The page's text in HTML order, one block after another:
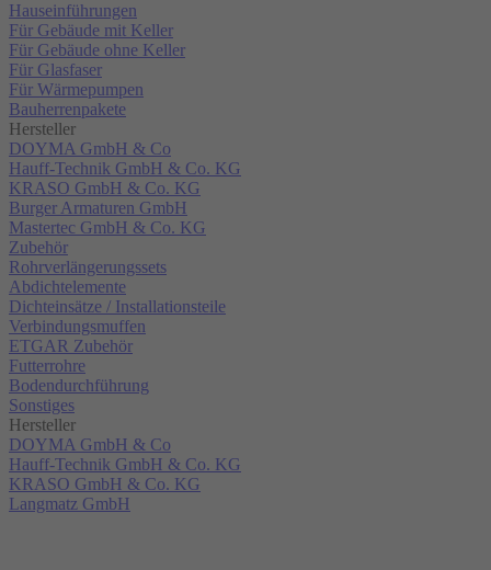
Hauseinführungen
Für Gebäude mit Keller
Für Gebäude ohne Keller
Für Glasfaser
Für Wärmepumpen
Bauherrenpakete
Hersteller
DOYMA GmbH & Co
Hauff-Technik GmbH & Co. KG
KRASO GmbH & Co. KG
Burger Armaturen GmbH
Mastertec GmbH & Co. KG
Zubehör
Rohrverlängerungssets
Abdichtelemente
Dichteinsätze / Installationsteile
Verbindungsmuffen
ETGAR Zubehör
Futterrohre
Bodendurchführung
Sonstiges
Hersteller
DOYMA GmbH & Co
Hauff-Technik GmbH & Co. KG
KRASO GmbH & Co. KG
Langmatz GmbH